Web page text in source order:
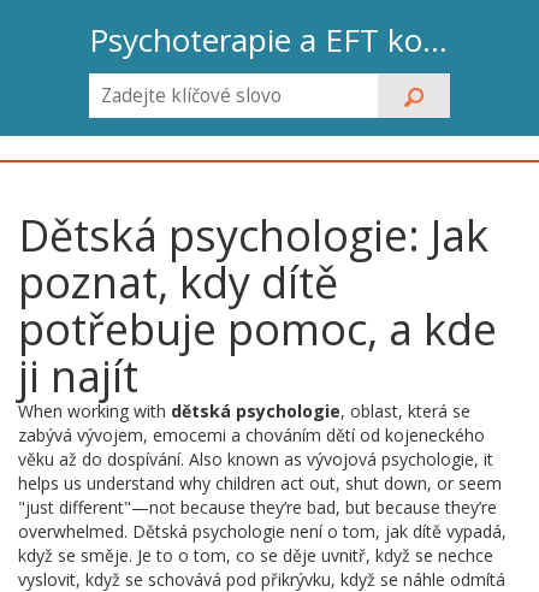
Psychoterapie a EFT koučink
Dětská psychologie: Jak
poznat, kdy dítě
potřebuje pomoc, a kde
ji najít
When working with dětská psychologie, oblast, která se
zabývá vývojem, emocemi a chováním dětí od kojeneckého
věku až do dospívání. Also known as vývojová psychologie, it
helps us understand why children act out, shut down, or seem
"just different"—not because they’re bad, but because they’re
overwhelmed. Dětská psychologie není o tom, jak dítě vypadá,
když se směje. Je to o tom, co se děje uvnitř, když se nechce
vyslovit, když se schovává pod přikrývku, když se náhle odmítá